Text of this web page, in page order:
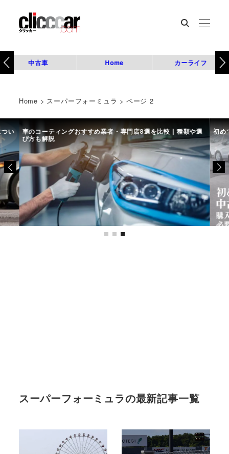
中古車 Home カーライフ
Home > スーパーフォーミュラ > ページ 2
い 車のコーティングおすすめ業者・専門店8選を比較｜種類や選
び方も解説
初め
スーパーフォーミュラの最新記事一覧